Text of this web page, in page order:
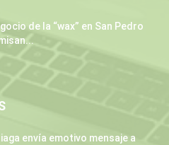
de la “wax” en San Pedro
envía emotivo mensaje a